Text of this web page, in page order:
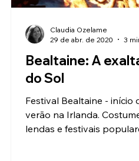
Bealtaine: A
do Sol
Festival Bealtaine - início
verão na Irlanda.
lendas e festivais
Claudia Ozelame
29 de abr. de 2020